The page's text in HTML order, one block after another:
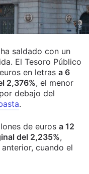
saldado con un
El Tesoro Público
en letras a 6
2,376%, el menor
debajo del
.
de euros a 12
del 2,235%,
cuando el